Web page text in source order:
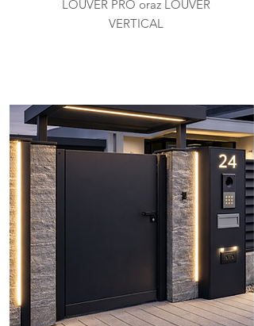
LOUVER PRO oraz LOUVER
VERTICAL